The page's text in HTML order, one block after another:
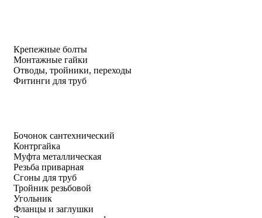
Крепежные болты
Монтажные гайки
Отводы, тройники, переходы
Фитинги для труб
Бочонок сантехнический
Контргайка
Муфта металлическая
Резьба приварная
Сгоны для труб
Тройник резьбовой
Угольник
Фланцы и заглушки